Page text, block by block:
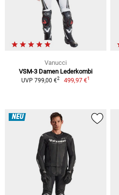
Vanucci
VSM-3 Damen Lederkombi
UVP 799,00 €2 499,97 €1
NEU